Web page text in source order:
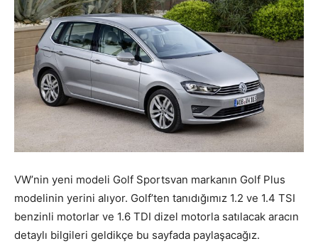
VW’nin yeni modeli Golf Sportsvan markanın Golf Plus
modelinin yerini alıyor. Golf’ten tanıdığımız 1.2 ve 1.4 TSI
benzinli motorlar ve 1.6 TDI dizel motorla satılacak aracın
detaylı bilgileri geldikçe bu sayfada paylaşacağız.